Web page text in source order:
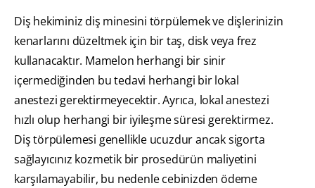
Diş hekiminiz diş minesini törpülemek ve dişlerinizin
kenarlarını düzeltmek için bir taş, disk veya frez
kullanacaktır. Mamelon herhangi bir sinir
içermediğinden bu tedavi herhangi bir lokal
anestezi gerektirmeyecektir. Ayrıca, lokal anestezi
hızlı olup herhangi bir iyileşme süresi gerektirmez.
Diş törpülemesi genellikle ucuzdur ancak sigorta
sağlayıcınız kozmetik bir prosedürün maliyetini
karşılamayabilir, bu nedenle cebinizden ödeme